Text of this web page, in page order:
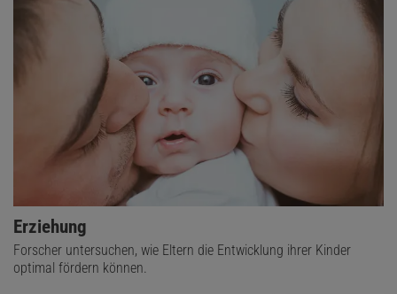
Erziehung
Forscher untersuchen, wie Eltern die Entwicklung ihrer Kinder
optimal fördern können.